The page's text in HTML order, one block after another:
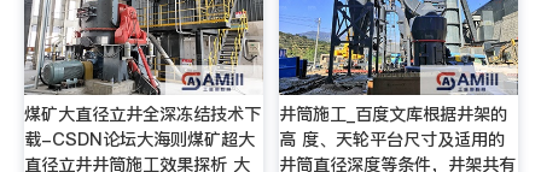
煤矿大直径立井全深冻结技术下
载-CSDN论坛大海则煤矿超大
直径立井井筒施工效果探析 大
井筒施工_百度文库根据井架的
高 度、天轮平台尺寸及适用的
井筒直径深度等条件，井架共有